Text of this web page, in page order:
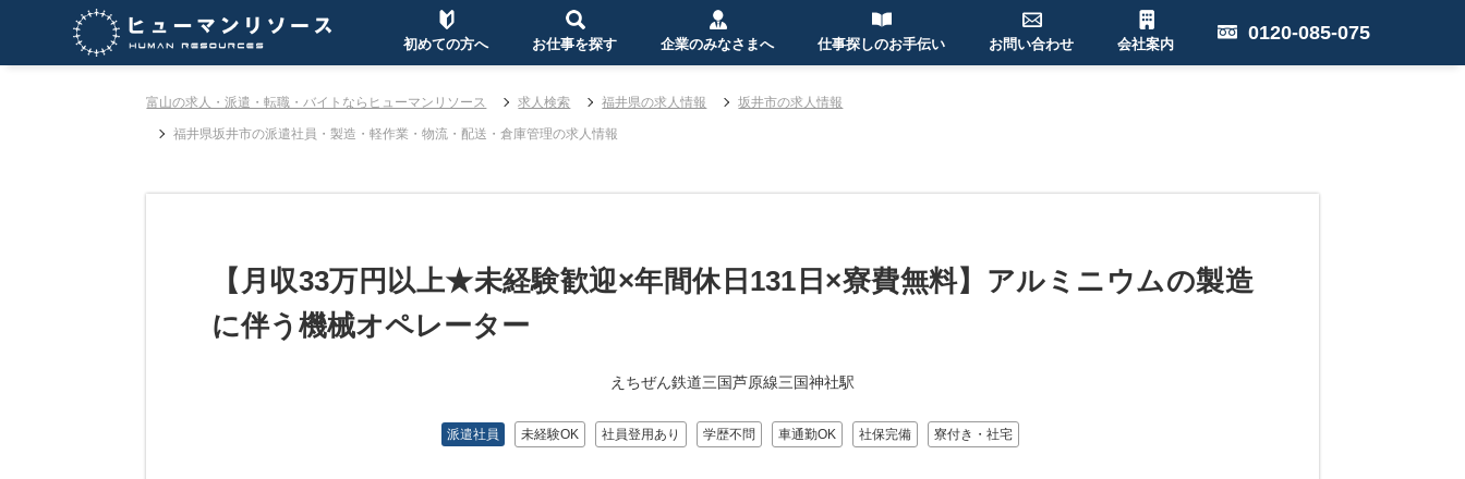
初めての方へ お仕事を探す 企業のみなさまへ 仕事探しのお手伝い お問い合わせ 会社案内
0120-085-075
富山の求人・派遣・転職・バイトならヒューマンリソース 求人検索 福井県の求人情報 坂井市の求人情報
福井県坂井市の派遣社員・製造・軽作業・物流・配送・倉庫管理の求人情報
【月収33万円以上★未経験歓迎×年間休日131日×寮費無料】アルミニウムの製造
に伴う機械オペレーター
えちぜん鉄道三国芦原線三国神社駅
派遣社員 未経験OK 社員登用あり 学歴不問 車通勤OK 社保完備 寮付き・社宅